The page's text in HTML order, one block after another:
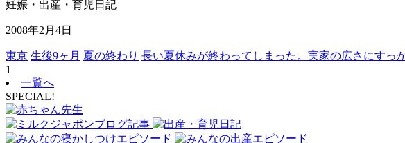
妊娠・出産・育児日記
2008年2月4日
東京 生後9ヶ月 夏の終わり 長い夏休みが終わってしまった。実家の広さにすっ
1
一覧へ
SPECIAL!